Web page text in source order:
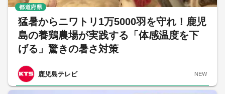
猛暑からニワトリ1万5000羽を守れ！鹿児
島の養鶏農場が実践する「体感温度を下
げる」驚きの暑さ対策
鹿児島テレビ
都道府県
NEW